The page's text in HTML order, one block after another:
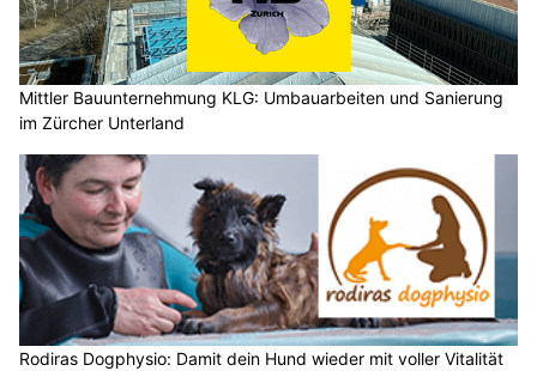
Mittler Bauunternehmung KLG: Umbauarbeiten und Sanierung
im Zürcher Unterland
Rodiras Dogphysio: Damit dein Hund wieder mit voller Vitalität